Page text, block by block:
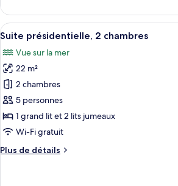
Superior
Plus
Room
Afficher
toutes
les
photos
pour
ce
type
de
chambre :
Suite
Suite
6
Suite présidentielle, 2 chambres
Vue sur la mer
22 m²
2 chambres
5 personnes
1 grand lit et 2 lits jumeaux
Wi-Fi gratuit
Plus de détails
Plus